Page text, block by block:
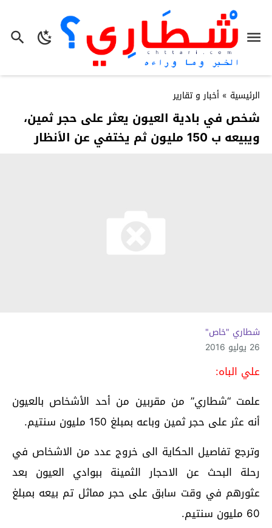
الرئيسية » أخبار و تقارير
شخص في بادية العيون يعثر على حجر ثمين،
ويبيعه ب 150 مليون ثم يختفي عن الأنظار
شطاري "خاص"
26 يوليو 2016
علي الباه:
علمت “شطاري” من مقربين من أحد الأشخاص بالعيون
أنه عثر على حجر ثمين وباعه بمبلغ 150 مليون سنتيم.
وترجع تفاصيل الحكاية الى خروج عدد من الاشخاص في
رحلة البحث عن الاحجار الثمينة ببوادي العيون بعد
عثورهم في وقت سابق على حجر مماثل تم بيعه بمبلغ
60 مليون سنتيم.